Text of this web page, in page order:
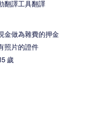
翻譯工具翻譯
金做為雜費的押金
照片的證件
歲